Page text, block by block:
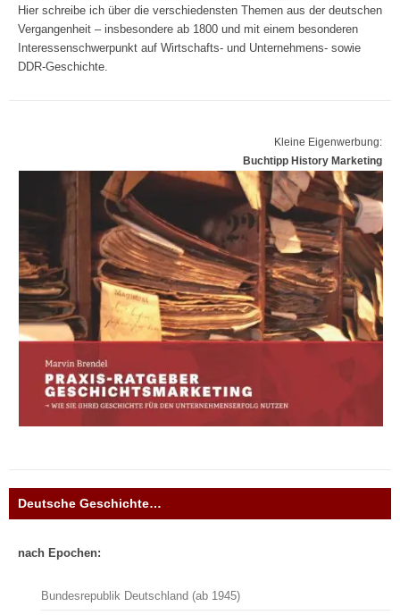
Hier schreibe ich über die verschiedensten Themen aus der deutschen
Vergangenheit – insbesondere ab 1800 und mit einem besonderen
Interessenschwerpunkt auf Wirtschafts- und Unternehmens- sowie
DDR-Geschichte.
Kleine Eigenwerbung:
Buchtipp History Marketing
Deutsche Geschichte…
nach Epochen:
Bundesrepublik Deutschland (ab 1945)